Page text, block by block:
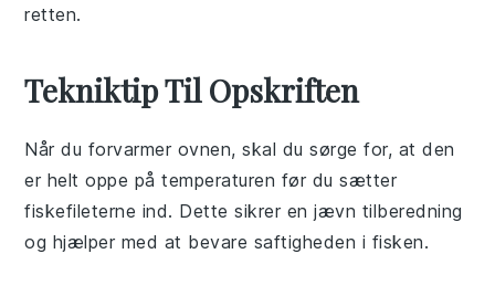
retten.
Tekniktip Til Opskriften
Når du forvarmer ovnen, skal du sørge for, at den
er helt oppe påtemperaturen før du sætter
fiskefileterne ind. Dette sikrer en jævn tilberedning
og hjælper med at bevare saftigheden i fisken.